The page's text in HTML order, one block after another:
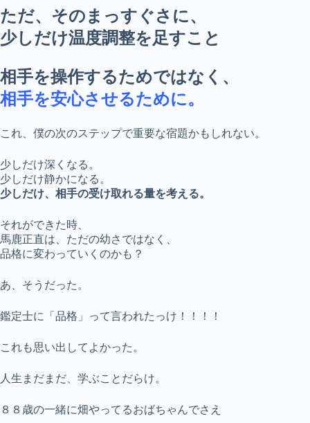
ただ、そのまっすぐさに、
少しだけ温度調整を足すこと
相手を操作するためではなく、
相手を安心させるために。
これ、僕の次のステップで重要な宿題かもしれない。
少しだけ深くなる。
少しだけ静かになる。
少しだけ、相手の受け取れる量を考える。
それができた時、
馬鹿正直は、ただの幼さではなく、
品格に変わっていくのかも？
あ、そうだった。
鑑定士に「品格」って言われたっけ！！！！
これも思い出してよかった。
人生まだまだ、学ぶことだらけ。
８８歳の一緒に畑やってるおばちゃんでさえ